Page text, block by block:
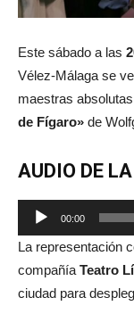
Este sábado a las
Vélez-Málaga se
maestras
de Fígaro» de
AUDIO DE
Reproductor
de
audio
00:00
La representación
compañía Teatro
ciudad para